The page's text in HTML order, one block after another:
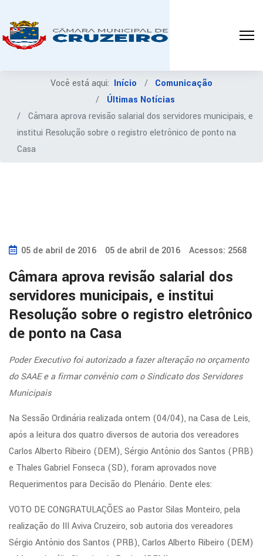
Você está aqui: Início
Comunicação
Últimas Notícias
Câmara aprova revisão salarial dos servidores municipais, e
institui Resolução sobre o registro eletrônico de ponto na
Casa
05 de abril de 2016 05 de abril de 2016 Acessos: 2568
Câmara aprova revisão salarial dos
servidores municipais, e institui
Resolução sobre o registro eletrônico
de ponto na Casa
Poder Executivo foi autorizado a fazer alteração no orçamento
do SAAE e a firmar convênio com o Sindicato dos Servidores
Municipais
Na Sessão Ordinária realizada ontem (04/04), na Casa de Leis,
após a leitura dos quatro diversos de autoria dos vereadores
Carlos Alberto Ribeiro (DEM), Sérgio Antônio dos Santos (PRB)
e Thales Gabriel Fonseca (SD), foram aprovados nove
Requerimentos para Decisão do Plenário. Dente eles:
VOTO DE CONGRATULAÇÕES ao Pastor Silas Monteiro, pela
realização do III Aviva Cruzeiro, sob autoria dos vereadores
Sérgio Antônio dos Santos (PRB), Carlos Alberto Ribeiro (DEM)